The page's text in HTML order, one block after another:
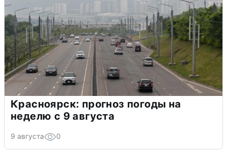
Красноярск: прогноз погоды на
неделю с 9 августа
9 августа 0